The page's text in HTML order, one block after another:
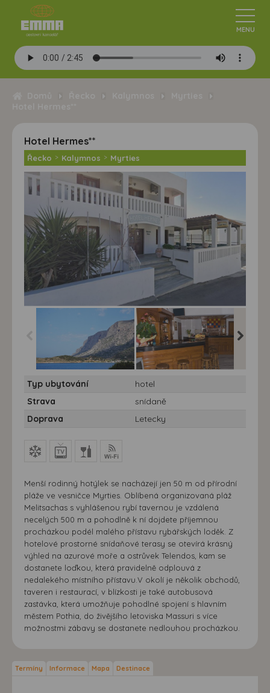
Hotel Hermes**
Řecko > Kalymnos > Myrties
Typ ubytování
hotel
Strava
snídaně
Doprava
Letecky
Menší rodinný hotýlek se nacházejí jen 50 m od přírodní
pláže ve vesničce Myrties. Oblíbená organizovaná pláž
Melitsachas s vyhlášenou rybí tavernou je vzdálená
necelých 500 m a pohodlně k ní dojdete příjemnou
procházkou podél malého přístavu rybářských loděk. Z
hotelové prostorné snídaňové terasy se otevírá krásný
výhled na azurové moře a ostrůvek Telendos, kam se
dostanete loďkou, která pravidelně odplouvá z
nedalekého místního přístavu.V okolí je několik obchodů,
taveren i restaurací, v blízkosti je také autobusová
zastávka, která umožňuje pohodlné spojení s hlavním
městem Pothia, do živějšího letoviska Massuri s více
možnostmi zábavy se dostanete nedlouhou procházkou.
Termíny Informace Mapa Destinace